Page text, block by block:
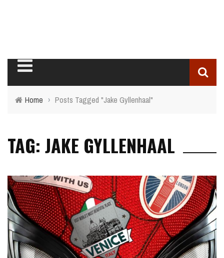
Home › Posts Tagged "Jake Gyllenhaal"
TAG: JAKE GYLLENHAAL